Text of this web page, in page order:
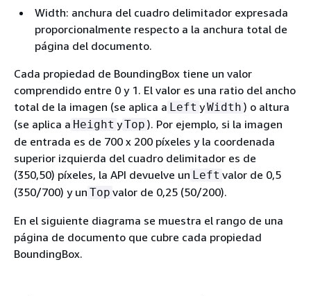
Width: anchura del cuadro delimitador expresada
proporcionalmente respecto a la anchura total de
página del documento.
Cada propiedad de BoundingBox tiene un valor
comprendido entre 0 y 1. El valor es una ratio del ancho
total de la imagen (se aplica a Left yWidth ) o altura
(se aplica a Height yTop ). Por ejemplo, si la imagen
de entrada es de 700 x 200 píxeles y la coordenada
superior izquierda del cuadro delimitador es de
(350,50) píxeles, la API devuelve un Left valor de 0,5
(350/700) y un Top valor de 0,25 (50/200).
En el siguiente diagrama se muestra el rango de una
página de documento que cubre cada propiedad
BoundingBox.